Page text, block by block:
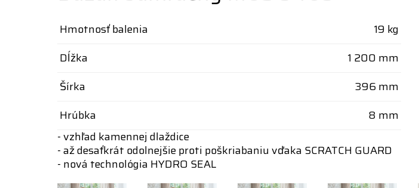
Hmotnosť balenia
19 kg
Dĺžka
1 200 mm
Šírka
396 mm
Hrúbka
8 mm
- vzhľad kamennej dlaždice
- až desaťkrát odolnejšie proti poškriabaniu vďaka SCRATCH GUARD
- nová technológia HYDRO SEAL